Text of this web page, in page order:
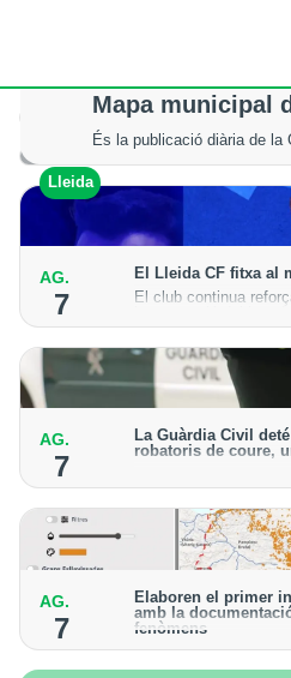
La tempesta
Tot i els xàfecs i la
Lleida
Mapa municipal
És la publicació diària de la
AG.
7
El Lleida CF fitxa al
El club continua
2026-27
AG.
7
La Guàrdia Civil
robatoris de coure,
d'Aragó i Catalunya i
Castella-la Manxa
AG.
7
Elaboren el primer
amb la
fenòmens
Obra de l'Institut
amb dades a partir del